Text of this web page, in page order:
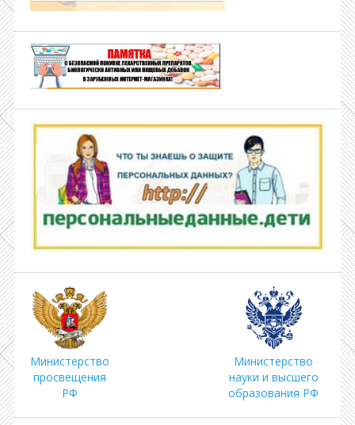
Министерство
просвещения
РФ
Министерство
науки и высшего
образования РФ